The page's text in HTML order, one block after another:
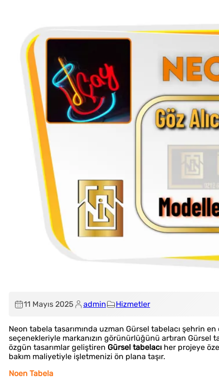
11 Mayıs 2025 admin Hizmetler
Neon tabela tasarımında uzman Gürsel tabelacı şehrin
seçenekleriyle markanızın görünürlüğünü artıran Gürsel
özgün tasarımlar geliştiren Gürsel tabelacı her projeye
bakım maliyetiyle işletmenizi ön plana taşır.
Noen Tabela